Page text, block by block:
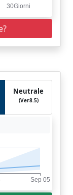
Neutrale
(Ver8.5)